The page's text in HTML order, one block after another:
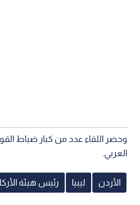
وحضر اللقاء عدد من كبار ضباط
العربي.
الأردن ليبيا رئيس هيئة